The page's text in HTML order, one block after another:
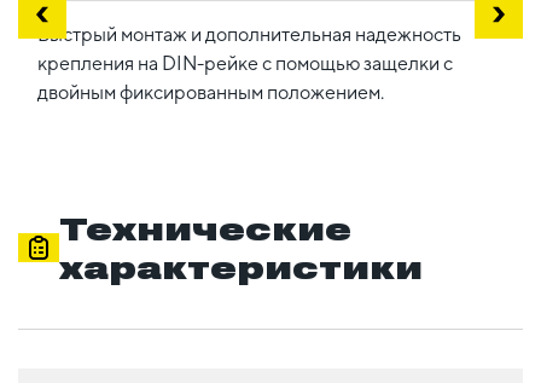
Быстрый монтаж и дополнительная надежность
крепления на DIN-рейке с помощью защелки с
двойным фиксированным положением.
Технические
характеристики